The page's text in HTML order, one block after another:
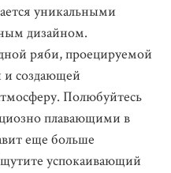
уникальными
дизайном.
ряби, проецируемой
создающей
Полюбуйтесь
плавающими в
еще больше
успокаивающий